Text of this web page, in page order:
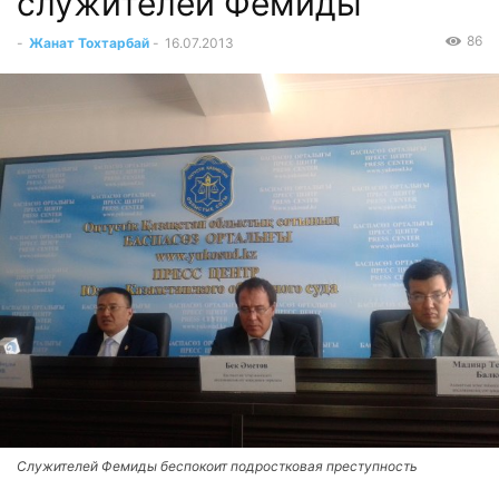
- Жанат Тохтарбай - 16.07.2013 86
Служителей Фемиды беспокоит подростковая преступность